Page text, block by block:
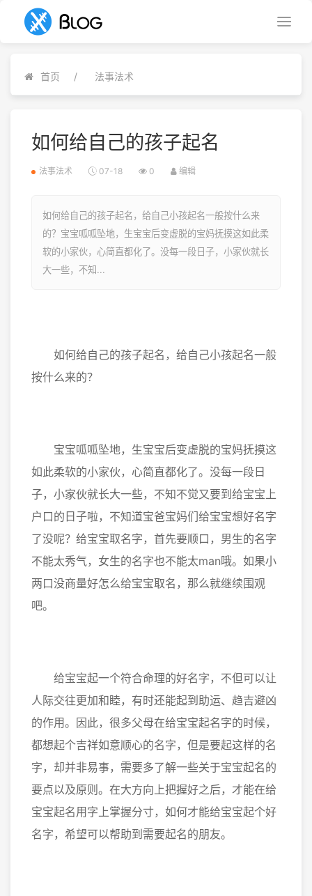
首页 法事法术
如何给自己的孩子起名
法事法术 07-18 0 编辑
如何给自己的孩子起名，给自己小孩起名一般按什么来
的？宝宝呱呱坠地，生宝宝后变虚脱的宝妈抚摸这如此柔
软的小家伙，心简直都化了。没每一段日子，小家伙就长
大一些，不知...
如何给自己的孩子起名，给自己小孩起名一般
按什么来的？
宝宝呱呱坠地，生宝宝后变虚脱的宝妈抚摸这
如此柔软的小家伙，心简直都化了。没每一段日
子，小家伙就长大一些，不知不觉又要到给宝宝上
户口的日子啦，不知道宝爸宝妈们给宝宝想好名字
了没呢？给宝宝取名字，首先要顺口，男生的名字
不能太秀气，女生的名字也不能太man哦。如果小
两口没商量好怎么给宝宝取名，那么就继续围观
吧。
给宝宝起一个符合命理的好名字，不但可以让
人际交往更加和睦，有时还能起到助运、趋吉避凶
的作用。因此，很多父母在给宝宝起名字的时候，
都想起个吉祥如意顺心的名字，但是要起这样的名
字，却并非易事，需要多了解一些关于宝宝起名的
要点以及原则。在大方向上把握好之后，才能在给
宝宝起名用字上掌握分寸，如何才能给宝宝起个好
名字，希望可以帮助到需要起名的朋友。